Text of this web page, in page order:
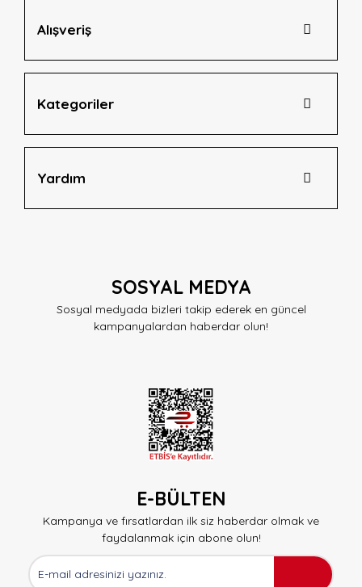
Alışveriş
Kategoriler
Yardım
SOSYAL MEDYA
Sosyal medyada bizleri takip ederek en güncel
kampanyalardan haberdar olun!
E-BÜLTEN
Kampanya ve fırsatlardan ilk siz haberdar olmak ve
faydalanmak için abone olun!